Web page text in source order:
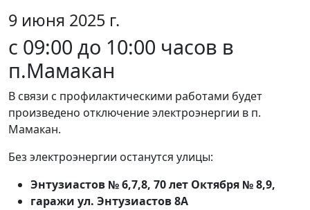
9 июня 2025 г.
с 09:00 до 10:00 часов в
п.Мамакан
В связи с профилактическими работами будет
произведено отключение электроэнергии в п.
Мамакан.
Без электроэнергии останутся улицы:
Энтузиастов № 6,7,8, 70 лет Октября № 8,9,
гаражи ул. Энтузиастов 8А